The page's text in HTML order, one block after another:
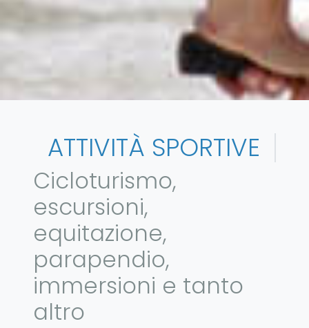
ATTIVITÀ SPORTIVE
Cicloturismo,
escursioni,
equitazione,
parapendio,
immersioni e tanto
altro